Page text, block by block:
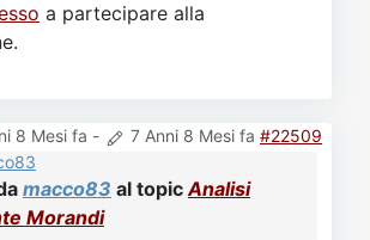
a partecipare alla
8 Mesi fa - 7 Anni 8 Mesi fa #22509
macco83 al topic Analisi
Morandi